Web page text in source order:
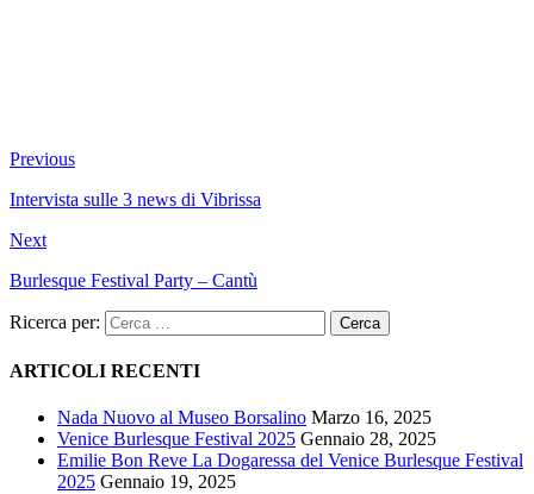
Previous
Intervista sulle 3 news di Vibrissa
Next
Burlesque Festival Party – Cantù
Ricerca per:
ARTICOLI RECENTI
Nada Nuovo al Museo Borsalino Marzo 16, 2025
Venice Burlesque Festival 2025 Gennaio 28, 2025
Emilie Bon Reve La Dogaressa del Venice Burlesque Festival
2025 Gennaio 19, 2025